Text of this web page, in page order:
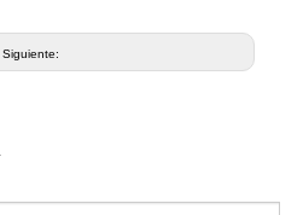
Siguiente: